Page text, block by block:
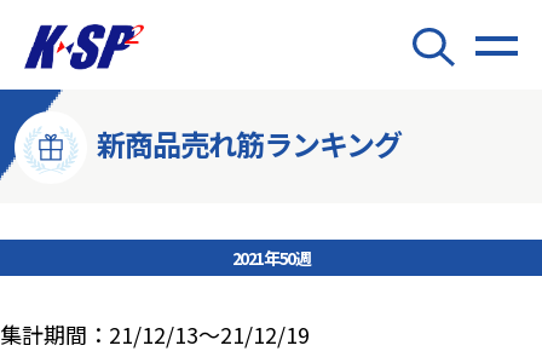
新商品売れ筋ランキング
2021年50週
集計期間：21/12/13～21/12/19